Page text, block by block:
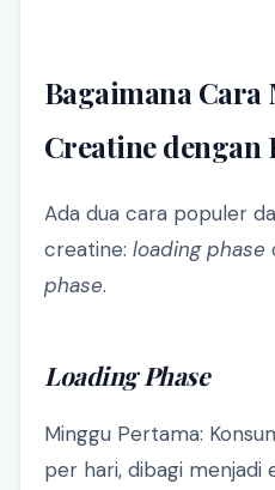
Bagaimana Cara
Creatine dengan
Ada dua cara populer
creatine: loading phase
phase.
Loading Phase
Minggu Pertama:
per hari, dibagi menjadi